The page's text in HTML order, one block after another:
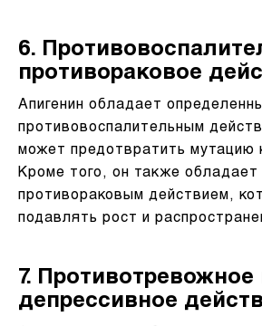
6.
противораковое
Апигенин обладает
противовоспалительным
может предотвратить мутацию
Кроме того, он также обладает
противораковым действием,
подавлять рост и
7. Противотревожное
депрессивное